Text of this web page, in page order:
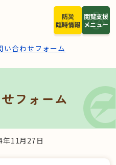
閲覧支援
メニュー
防災
臨時情報
い合わせフォーム
フォーム
年11月27日